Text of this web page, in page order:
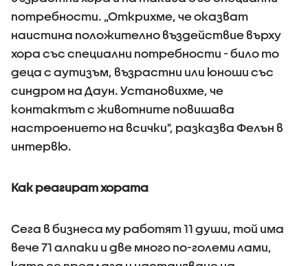
потребности. „Открихме, че оказват
наистина положително въздействие върху
хора със специални потребности - било то
деца с аутизъм, възрастни или юноши със
синдром на Даун. Установихме, че
контактът с животните повишава
настроението на всички", разказва Фелън в
интервю.
Как реагират хората
Сега в бизнеса му работят 11 души, той има
вече 71 алпаки и две много по-големи лами,